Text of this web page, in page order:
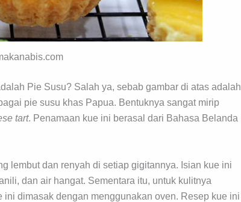
Pie Susu? Salah ya, sebab gambar di atas adalah
pie susu khas Papua. Bentuknya sangat mirip
tart. Penamaan kue ini berasal dari Bahasa Belanda
lembut dan renyah di setiap gigitannya. Isian kue ini
dan air hangat. Sementara itu, untuk kulitnya
dimasak dengan menggunakan oven. Resep kue ini